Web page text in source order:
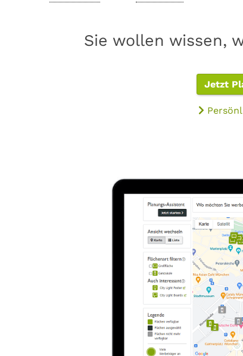
Sie wollen wissen,
Jetzt